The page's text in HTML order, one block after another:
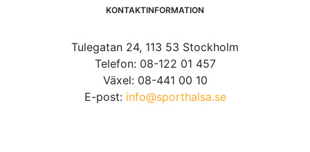
KONTAKTINFORMATION
Tulegatan 24, 113 53 Stockholm
Telefon: 08-122 01 457
Växel: 08-441 00 10
E-post: info@sporthalsa.se